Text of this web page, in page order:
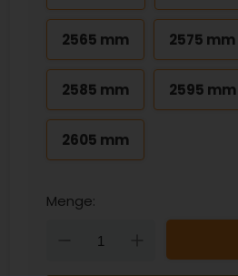
2565 mm 2575 mm
2585 mm 2595 mm
2605 mm
Menge:
Down